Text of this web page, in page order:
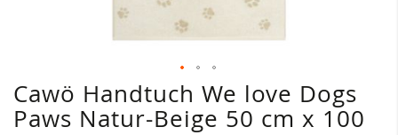
Cawö Handtuch We love Dogs
Paws Natur-Beige 50 cm x 100
Zum
Anfang
der